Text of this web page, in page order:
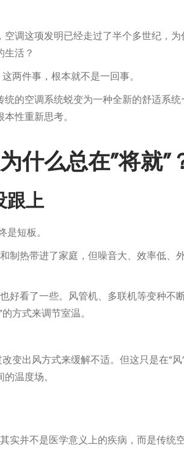
调这项发明已经走过了半个多世纪，为
生活？
两件事，根本就不是一回事。
统的空调系统蜕变为一种全新的舒适系
性重新思考。
么总在”将就”
跟上
短板。
制热带进了家庭，但噪音大、效率低、
好看了一些。风管机、多联机等变种不
方式来调节室温。
变出风方式来缓解不适。但这只是在”风
温度场。
并不是医学意义上的疾病，而是传统